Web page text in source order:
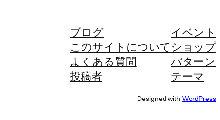
ブログ
このサイトについて
よくある質問
投稿者
イベント
ショップ
パターン
テーマ
Designed with WordPress